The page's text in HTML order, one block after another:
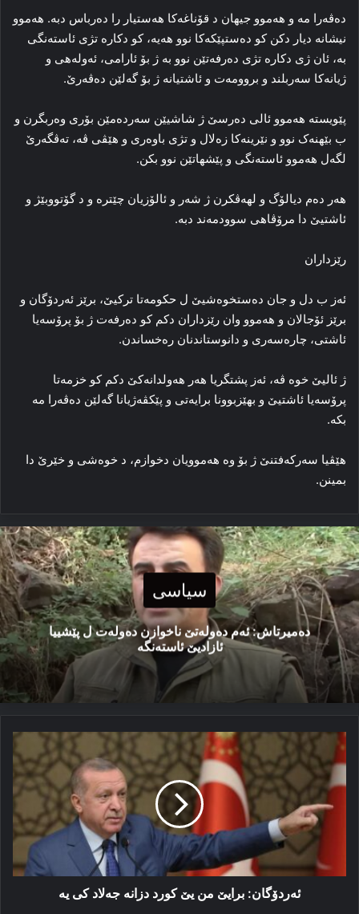
دەڤەرا مە و ھەموو جیھان د قۆناغەکا ھەستیار را دەرباس دبە. ھەموو
نیشانە دیار دکن کو دەستپێکەکا نوو ھەیە، کو دکارە تژی ئاستەنگی
بە، ئان ژی دکارە تژی دەرفەتێن نوو بە ژ بۆ ئارامی، ئەولەھی و
ژیانەکا سەربلند و بروومەت و ئاشتیانە ژ بۆ گەلێن دەڤەرێ.
پێویستە ھەموو ئالی دەرسێ ژ شاشیێن سەردەمێن بۆری وەربگرن و
ب بێھنەک نوو و نێرینەکا زەلال و تژی باوەری و ھێڤی ڤە، تەڤگەرێ
لگەل ھەموو ئاستەنگی و پێشھاتێن نوو بکن.
ھەر دەم دیالۆگ و لھەڤکرن ژ شەر و ئالۆزیان چێترە و د گۆتووبێژ و
ئاشتیێ دا مرۆڤاھی سوودمەند دبە.
رێزداران
ئەز ب دل و جان دەستخوەشیێ ل حکومەتا ترکیێ، برێز ئەردۆگان و
برێز ئۆجالان و ھەموو وان رێزداران دکم کو دەرفەت ژ بۆ پرۆسەیا
ئاشتی، چارەسەری و دانوستاندنان رەخساندن.
ژ ئالیێ خوە ڤە، ئەز پشتگریا ھەر ھەولدانەکێ دکم کو خزمەتا
پرۆسەیا ئاشتیێ و بھێزبوونا برایەتی و پێکڤەژیانا گەلێن دەڤەرا مە
بکە.
ھێڤیا سەرکەفتنێ ژ بۆ وە ھەموویان دخوازم، د خوەشی و خێرێ دا
بمینن.
سیاسی
دەمیرتاش: ئەم دەولەتێ ناخوازن دەولەت ل پێشییا
ئازادیێ ئاستەنگە
ئەردۆگان:
برایێ
من
یێ
کورد
دزانە
جەلاد
یە
ئەردۆگان: برایێ من یێ کورد دزانە جەلاد کی یە